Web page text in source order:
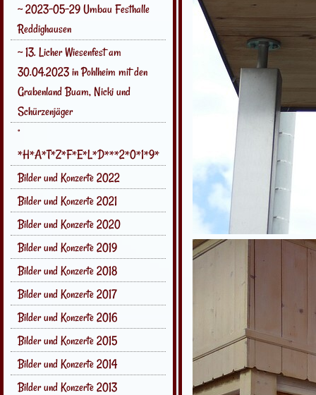
~ 2023-05-29 Umbau Festhalle
Reddighausen
~ 13. Licher Wiesenfest am
30.04.2023 in Pohlheim mit den
Grabenland Buam, Nicki und
Schürzenjäger
°
*H*A*T*Z*F*E*L*D***2*0*1*9*
Bilder und Konzerte 2022
Bilder und Konzerte 2021
Bilder und Konzerte 2020
Bilder und Konzerte 2019
Bilder und Konzerte 2018
Bilder und Konzerte 2017
Bilder und Konzerte 2016
Bilder und Konzerte 2015
Bilder und Konzerte 2014
Bilder und Konzerte 2013